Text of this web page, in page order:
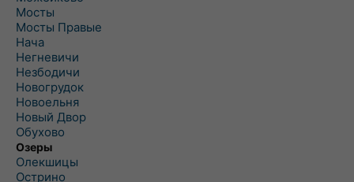
Мосты
Мосты Правые
Нача
Негневичи
Незбодичи
Новогрудок
Новоельня
Новый Двор
Обухово
Озеры
Олекшицы
Острино